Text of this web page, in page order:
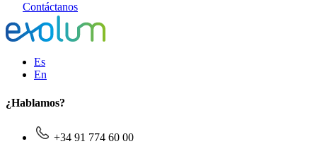
Contáctanos
Es
En
¿Hablamos?
+34 91 774 60 00